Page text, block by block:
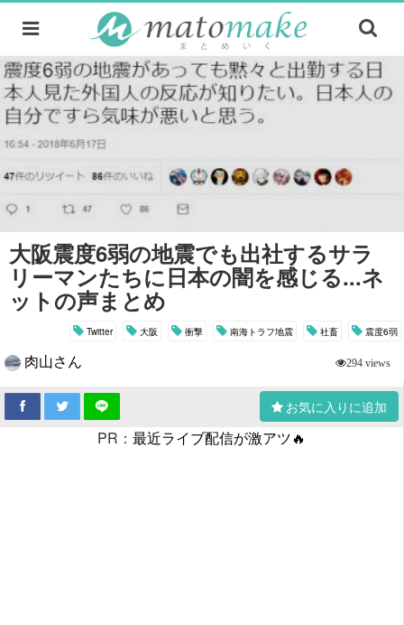
大阪震度6弱の地震でも出社するサラ
リーマンたちに日本の闇を感じる...ネ
ットの声まとめ
Twitter 大阪 衝撃 南海トラフ地震 社畜 震度6弱
肉山さん 294 views
お気に入りに追加
PR： 最近ライブ配信が激アツ🔥